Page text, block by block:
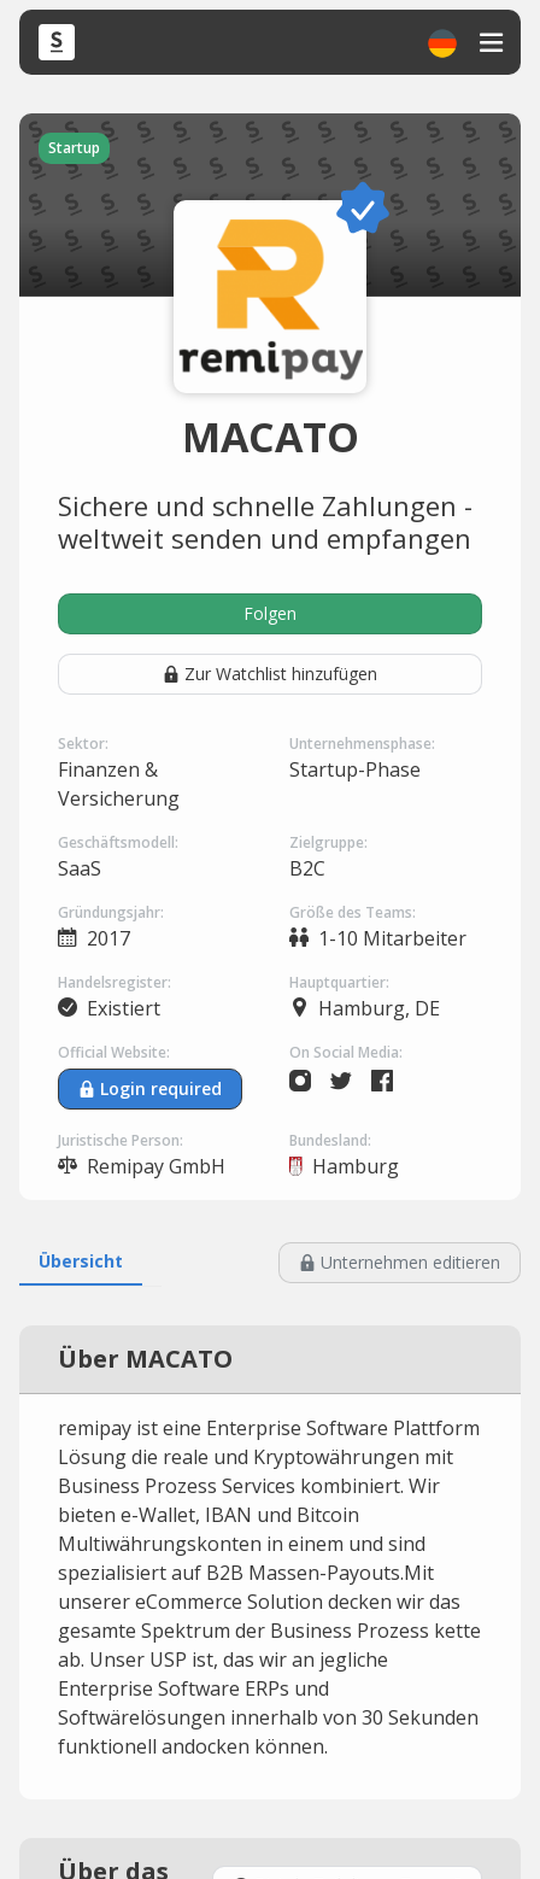
Startup
MACATO
Sichere und schnelle Zahlungen -
weltweit senden und empfangen
Folgen
Zur Watchlist hinzufügen
Sektor:
Finanzen &
Versicherung
Unternehmensphase:
Startup-Phase
Geschäftsmodell:
SaaS
Zielgruppe:
B2C
Gründungsjahr:
2017
Größe des Teams:
1-10 Mitarbeiter
Handelsregister:
Existiert
Hauptquartier:
Hamburg, DE
Official Website:
Login required
On Social Media:
Juristische Person:
Remipay GmbH
Bundesland:
Hamburg
Übersicht Unternehmen editieren
Über MACATO
remipay ist eine Enterprise Software Plattform
Lösung die reale und Kryptowährungen mit
Business Prozess Services kombiniert. Wir
bieten e-Wallet, IBAN und Bitcoin
Multiwährungskonten in einem und sind
spezialisiert auf B2B Massen-Payouts.Mit
unserer eCommerce Solution decken wir das
gesamte Spektrum der Business Prozess kette
ab. Unser USP ist, das wir an jegliche
Enterprise Software ERPs und
Softwärelösungen innerhalb von 30 Sekunden
funktionell andocken können.
Über das